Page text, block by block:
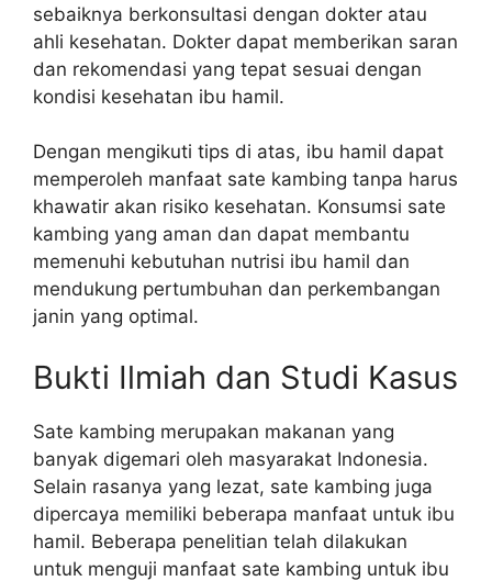
sebaiknya berkonsultasi dengan dokter atau
ahli kesehatan. Dokter dapat memberikan saran
dan rekomendasi yang tepat sesuai dengan
kondisi kesehatan ibu hamil.
Dengan mengikuti tips di atas, ibu hamil dapat
memperoleh manfaat sate kambing tanpa harus
khawatir akan risiko kesehatan. Konsumsi sate
kambing yang aman dan dapat membantu
memenuhi kebutuhan nutrisi ibu hamil dan
mendukung pertumbuhan dan perkembangan
janin yang optimal.
Bukti Ilmiah dan Studi Kasus
Sate kambing merupakan makanan yang
banyak digemari oleh masyarakat Indonesia.
Selain rasanya yang lezat, sate kambing juga
dipercaya memiliki beberapa manfaat untuk ibu
hamil. Beberapa penelitian telah dilakukan
untuk menguji manfaat sate kambing untuk ibu